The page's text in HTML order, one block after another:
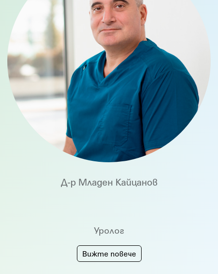
Д-р Младен Кайцанов
Уролог
Вижте повече